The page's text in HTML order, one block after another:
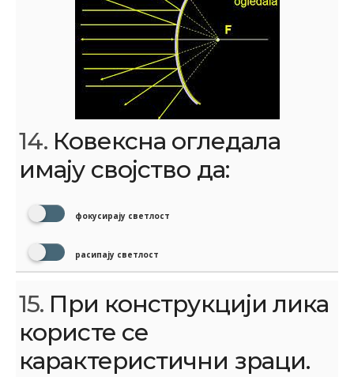
14. Ковексна огледала
имају својство да:
фокусирају светлост
расипају светлост
15. При конструкцији лика
користе се
карактеристични зраци.